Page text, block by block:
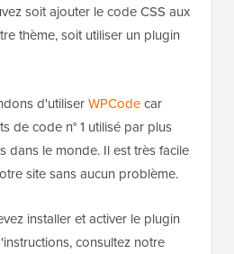
soit ajouter le code CSS aux
thème, soit utiliser un plugin
d'utiliserWPCodecar
de code n° 1 utilisé par plus
le monde. Il est très facile
site sans aucun problème.
installer et activer le plugin
consultez notre